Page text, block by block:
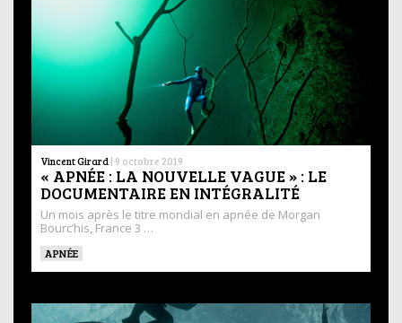
Vincent Girard | 9 octobre 2019
« APNÉE : LA NOUVELLE VAGUE » : LE
DOCUMENTAIRE EN INTÉGRALITÉ
Un mois après le titre mondial en apnée de Morgan
Bourc’his, France 3 …
APNÉE